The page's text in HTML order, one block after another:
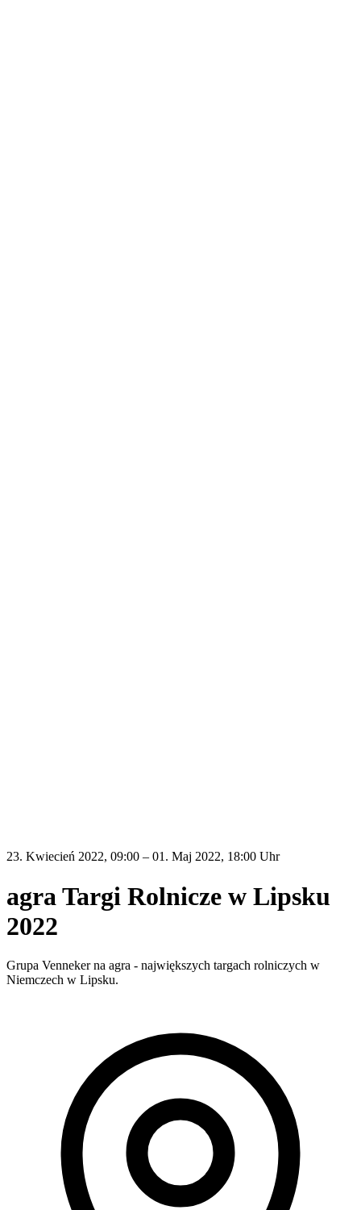
23. Kwiecień 2022, 09:00 – 01. Maj 2022, 18:00 Uhr
agra Targi Rolnicze w Lipsku
2022
Grupa Venneker na agra - największych targach rolniczych w
Niemczech w Lipsku.